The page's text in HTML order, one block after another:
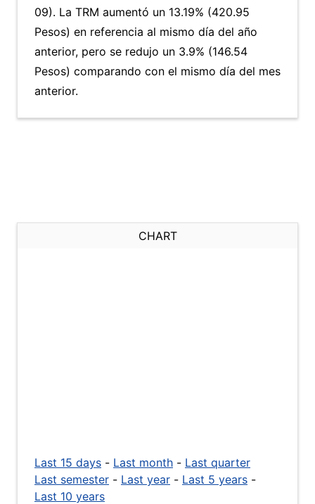
09). La TRM aumentó un 13.19% (420.95
Pesos) en referencia al mismo día del año
anterior, pero se redujo un 3.9% (146.54
Pesos) comparando con el mismo día del mes
anterior.
CHART
Last 15 days - Last month - Last quarter
Last semester - Last year - Last 5 years -
Last 10 years